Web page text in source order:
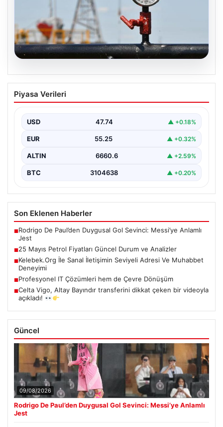
08.08.2026
25 Mayıs Petrol Fiyatları Güncel Durum
ve Analizler
edilirken, özellikle Orta Doğu bölgesinde yaşanan
gelişmeler petrol…
Piyasa Verileri
USD 47.74 ▲ +0.18%
EUR 55.25 ▲ +0.32%
ALTIN 6660.6 ▲ +2.59%
BTC 3104638 ▲ +0.20%
Son Eklenen Haberler
■Rodrigo De Paul’den Duygusal Gol Sevinci: Messi’ye Anlamlı
Jest
■25 Mayıs Petrol Fiyatları Güncel Durum ve Analizler
■Kelebek.Org İle Sanal İletişimin Seviyeli Adresi Ve Muhabbet
Deneyimi
■Profesyonel IT Çözümleri hem de Çevre Dönüşüm
■Celta Vigo, Altay Bayındır transferini dikkat çeken bir videoyla
açıkladı!
Güncel
09/08/2026
Rodrigo De Paul’den Duygusal Gol Sevinci: Messi’ye Anlamlı
Jest